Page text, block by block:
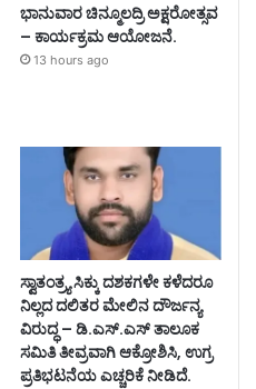
ಭಾನುವಾರ ಚಿನ್ಮೂಲದ್ರಿ ಅಕ್ಷರೋತ್ಸವ
– ಕಾರ್ಯಕ್ರಮ ಆಯೋಜನೆ.
13 hours ago
ಸ್ವಾತಂತ್ರ್ಯ ಸಿಕ್ಕು ದಶಕಗಳೇ ಕಳೆದರೂ
ನಿಲ್ಲದ ದಲಿತರ ಮೇಲಿನ ದೌರ್ಜನ್ಯ
ವಿರುದ್ಧ – ಡಿ.ಎಸ್.ಎಸ್ ತಾಲೂಕ
ಸಮಿತಿ ತೀವ್ರವಾಗಿ ಆಕ್ರೋಶಿಸಿ, ಉಗ್ರ
ಪ್ರತಿಭಟನೆಯ ಎಚ್ಚರಿಕೆ ನೀಡಿದೆ.